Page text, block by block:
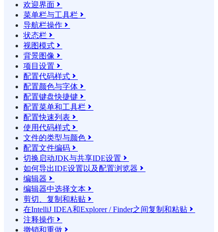
欢迎界面 
菜单栏与工具栏 
导航栏操作 
状态栏 
视图模式 
背景图像 
项目设置 
配置代码样式 
配置颜色与字体 
配置键盘快捷键 
配置菜单和工具栏 
配置快速列表 
使用代码样式 
文件的类型与颜色 
配置文件编码 
切换启动JDK与共享IDE设置 
如何导出IDE设置以及配置浏览器 
编辑器 
编辑器中选择文本 
剪切、复制和粘贴 
在IntelliJ IDEA和Explorer / Finder之间复制和粘贴 
注释操作 
撤销和重做 